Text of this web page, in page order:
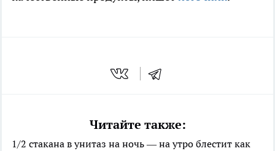
Читайте также:
1/2 стакана в унитаз на ночь — на утро блестит как